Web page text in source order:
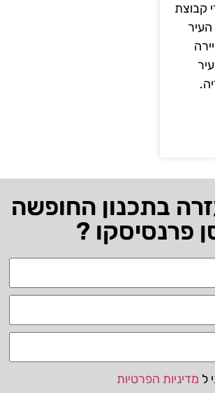
על ידי קבוצת
בתכנון החופשה
פרנסיסקו ?
ל מדיניות הפרטיות